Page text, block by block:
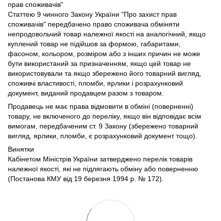
прав споживачів"
Статтею 9 чинного Закону України "Про захист прав
споживачів" передбачено право споживача обміняти
непродовольчий товар належної якості на аналогічний, якщо
куплений товар не підійшов за формою, габаритами,
фасоном, кольором, розміром або з інших причин не може
бути використаний за призначенням, якщо цей товар не
використовували та якщо збережено його товарний вигляд,
споживчі властивості, пломби, ярлики і розрахунковий
документ, виданий продавцем разом з товаром.
Продавець не має права відмовити в обміні (поверненні)
товару, не включеного до переліку, якщо він відповідає всім
вимогам, передбаченим ст. 9 Закону (збережено товарний
вигляд, ярлики, пломби, є розрахунковий документ тощо).
Винятки
Кабінетом Міністрів України затверджено перелік товарів
належної якості, які не підлягають обміну або поверненню
(Постанова КМУ від 19 березня 1994 р. № 172).